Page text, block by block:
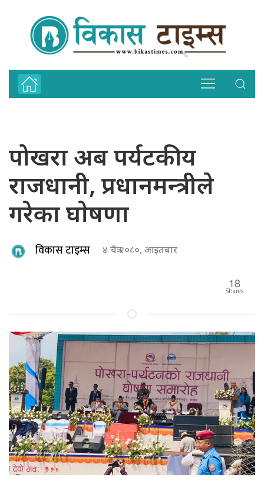
पोखरा अब पर्यटकीय
राजधानी, प्रधानमन्त्रीले
गरेका घाेषणा
विकास टाइम्स ४ चैत्र २०८०, आइतबार
18
Shares